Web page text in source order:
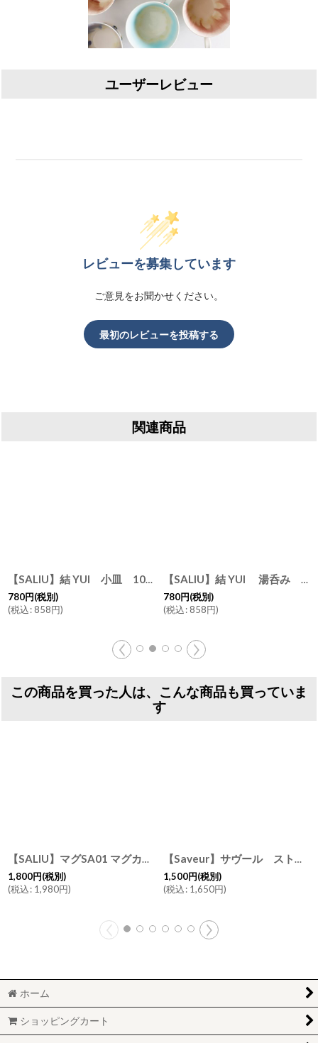
ユーザーレビュー
レビューを募集しています
ご意見をお聞かせください。
最初のレビューを投稿する
関連商品
FS10000 ]
【SALIU】結 YUI 小皿 10cm 美濃焼 日本製 白 灰 浅葱 墨 桜
780円(税別)
(税込: 858円)
【SALIU】結 YUI 湯呑み 湯飲み カップ コップ 美濃焼 日本製
780円(税別)
(税込: 858円)
この商品を買った人は、こんな商品も買っていま
す
【SALIU】マグSA01 マグカップ ホワイト 白 ブルー 青 ブラック 黒 サリウ 陶器 美濃焼 ロロ LOLO 日本製
1,800円(税別)
(税込: 1,980円)
【Saveur】サヴール ストレートマグ ゴールド シルバー ライン 黒土 ホワイト ブラック カフェ 日本製 320ml サブール
1,500円(税別)
(税込: 1,650円)
ホーム
ショッピングカート